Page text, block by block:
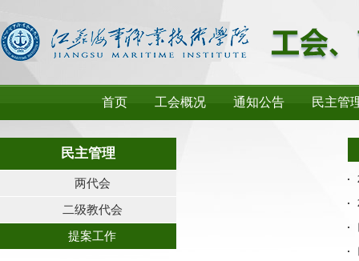
首页 工会概况 通知公告 民主管
民主管理
两代会
二级教代会
提案工作